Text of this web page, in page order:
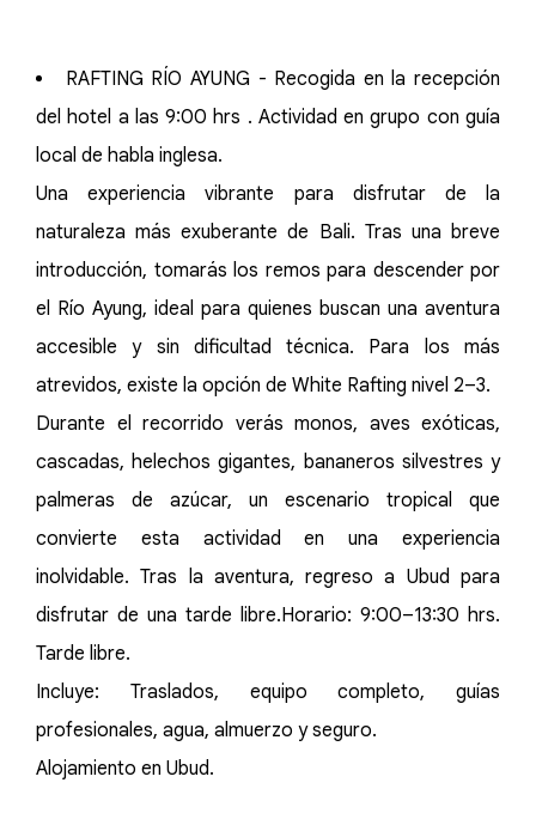
RAFTING RÍO AYUNG - Recogida en la recepción
del hotel a las 9:00 hrs . Actividad en grupo con guía
local de habla inglesa.
Una experiencia vibrante para disfrutar de la
naturaleza más exuberante de Bali. Tras una breve
introducción, tomarás los remos para descender por
el Río Ayung, ideal para quienes buscan una aventura
accesible y sin dificultad técnica. Para los más
atrevidos, existe la opción de White Rafting nivel 2–3.
Durante el recorrido verás monos, aves exóticas,
cascadas, helechos gigantes, bananeros silvestres y
palmeras de azúcar, un escenario tropical que
convierte esta actividad en una experiencia
inolvidable. Tras la aventura, regreso a Ubud para
disfrutar de una tarde libre.Horario: 9:00–13:30 hrs.
Tarde libre.
Incluye: Traslados, equipo completo, guías
profesionales, agua, almuerzo y seguro.
Alojamiento en Ubud.